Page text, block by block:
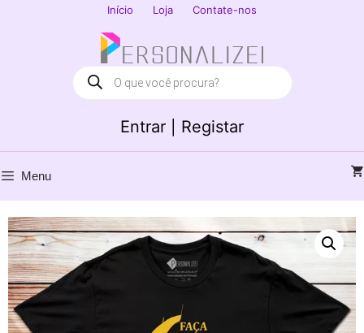
Início Loja Contate-nos
Entrar | Registar
Products
search
Menu